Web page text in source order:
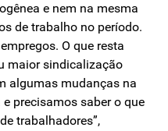
e nem na mesma
de trabalho no período.
O que resta
maior sindicalização
algumas mudanças na
precisamos saber o que
trabalhadores”,